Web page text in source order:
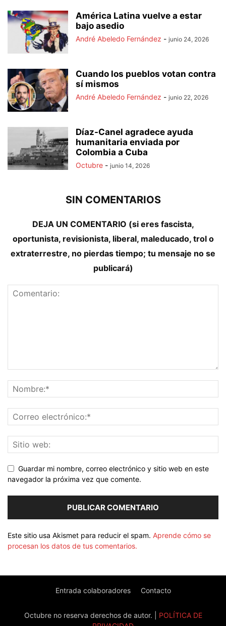
América Latina vuelve a estar
bajo asedio
André Abeledo Fernández - junio 24, 2026
Cuando los pueblos votan contra
sí mismos
André Abeledo Fernández - junio 22, 2026
Díaz-Canel agradece ayuda
humanitaria enviada por
Colombia a Cuba
Octubre - junio 14, 2026
SIN COMENTARIOS
DEJA UN COMENTARIO (si eres fascista,
oportunista, revisionista, liberal, maleducado, trol o
extraterrestre, no pierdas tiempo; tu mensaje no se
publicará)
Guardar mi nombre, correo electrónico y sitio web en este
navegador la próxima vez que comente.
Este sitio usa Akismet para reducir el spam. Aprende cómo se
procesan los datos de tus comentarios.
Entrada colaboradores Contacto
Octubre no reserva derechos de autor. | POLÍTICA DE